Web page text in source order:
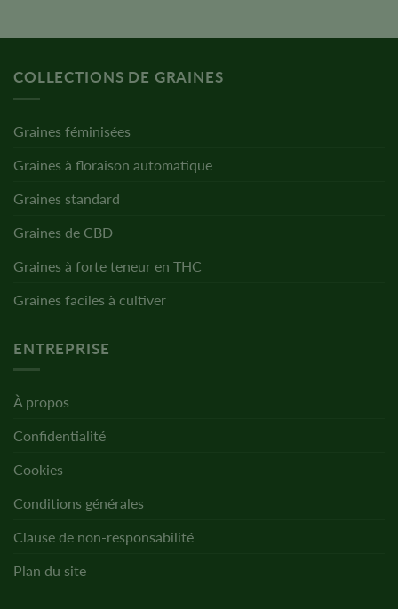
COLLECTIONS DE GRAINES
Graines féminisées
Graines à floraison automatique
Graines standard
Graines de CBD
Graines à forte teneur en THC
Graines faciles à cultiver
ENTREPRISE
À propos
Confidentialité
Cookies
Conditions générales
Clause de non-responsabilité
Plan du site